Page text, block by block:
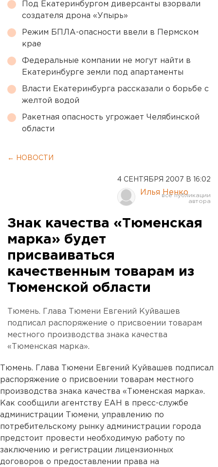
Под Екатеринбургом диверсанты взорвали
создателя дрона «Упырь»
Режим БПЛА-опасности ввели в Пермском
крае
Федеральные компании не могут найти в
Екатеринбурге земли под апартаменты
Власти Екатеринбурга рассказали о борьбе с
желтой водой
Ракетная опасность угрожает Челябинской
области
← НОВОСТИ
4 СЕНТЯБРЯ 2007 В 16:02
Илья Ненко
Знак качества «Тюменская
марка» будет
присваиваться
качественным товарам из
Тюменской области
Тюмень. Глава Тюмени Евгений Куйвашев
подписал распоряжение о присвоении товарам
местного производства знака качества
«Тюменская марка».
Тюмень. Глава Тюмени Евгений Куйвашев подписал
распоряжение о присвоении товарам местного
производства знака качества «Тюменская марка».
Как сообщили агентству ЕАН в пресс-службе
администрации Тюмени, управлению по
потребительскому рынку администрации города
предстоит провести необходимую работу по
заключению и регистрации лицензионных
договоров о предоставлении права на